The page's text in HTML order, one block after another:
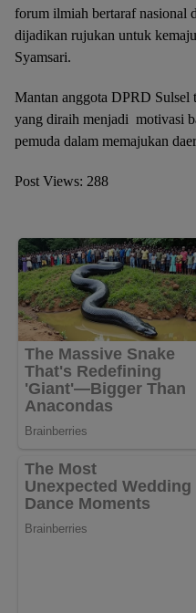
forum ilmiah bertaraf nasional
dijadikan rujukan untuk
Syamsari.
Mantan anggota DPRD Sulsel
yang diraih menjadi motivasi
pemuda dalam memajukan
Post Views: 288